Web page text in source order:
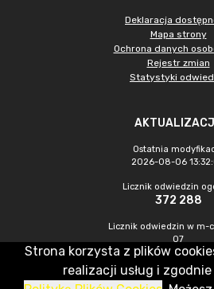
Deklaracja
Mapa strony
Ochrona danych
Rejestr zmian
Statystyki
Ostatnia
2026-08-06
Licznik odwiedzin
372 288
Licznik odwiedzin w m-
07
992
Strona korzysta z plików
realizacji usług i zgodnie